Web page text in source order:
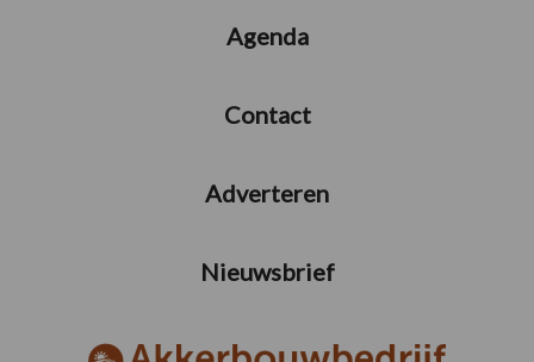
Agenda
Contact
Adverteren
Nieuwsbrief